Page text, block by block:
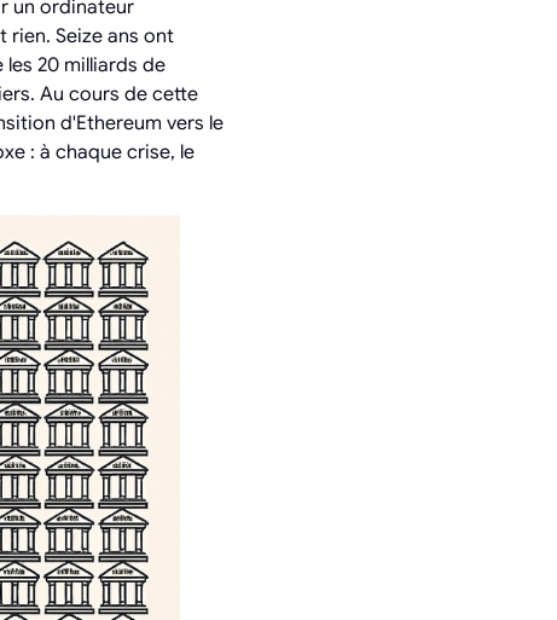
un ordinateur
rien. Seize ans ont
20 milliards de
Au cours de cette
d'Ethereum vers le
: à chaque crise, le